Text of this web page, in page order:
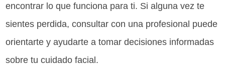
encontrar lo que funciona para ti. Si alguna vez te
sientes perdida, consultar con una profesional puede
orientarte y ayudarte a tomar decisiones informadas
sobre tu cuidado facial.